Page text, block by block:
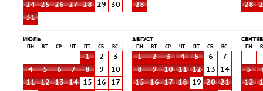
24 25 26 27 28 29
30
31
28 28
ИЮЛЬ
ПН ВТ СР ЧТ СБ ВС
1 2
3
4
5 6 7 8 9
10
11
12 13 14 15 16
17
АВГУСТ
ПН ВТ СР ЧТ СБ ВС
1 2 3 4 5 6
7
8
9 10 11 12 13
14
15
16 17 18 19 20
21
ПН
5
12